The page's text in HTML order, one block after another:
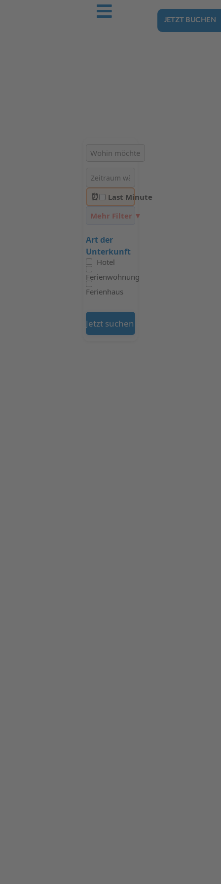
JETZT BUCHEN
⏰
Last Minute
Mehr Filter ▼
Art der
Unterkunft
Hotel
Ferienwohnung
Ferienhaus
Jetzt suchen auf Booking.com